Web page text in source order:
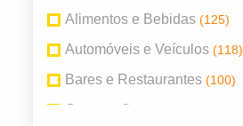
Alimentos e Bebidas (125)
Automóveis e Veículos (118)
Bares e Restaurantes (100)
Construção